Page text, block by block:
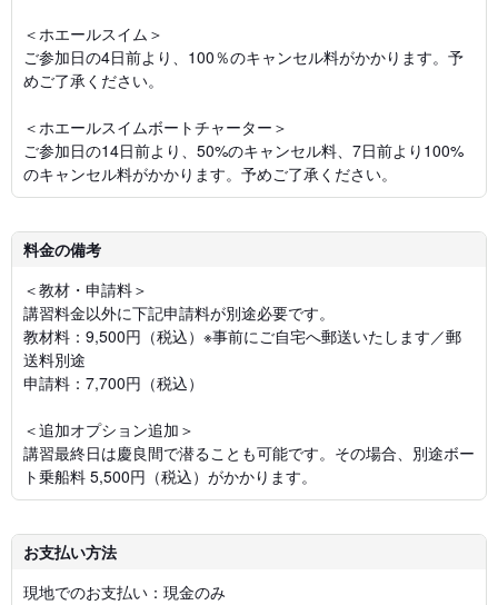
＜ホエールスイム＞
ご参加日の4日前より、100％のキャンセル料がかかります。予
めご了承ください。
＜ホエールスイムボートチャーター＞
ご参加日の14日前より、50%のキャンセル料、7日前より100%
のキャンセル料がかかります。予めご了承ください。
料金の備考
＜教材・申請料＞
講習料金以外に下記申請料が別途必要です。
教材料：9,500円（税込）※事前にご自宅へ郵送いたします／郵
送料別途
申請料：7,700円（税込）
＜追加オプション追加＞
講習最終日は慶良間で潜ることも可能です。その場合、別途ボー
ト乗船料 5,500円（税込）がかかります。
お支払い方法
現地でのお支払い：現金のみ